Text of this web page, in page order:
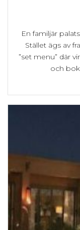
En familjär
Stället ägs av
”set menu” där
och